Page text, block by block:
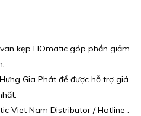
kẹp HOmatic góp phần giảm
Gia Phát để được hỗ trợ giá
Viet Nam Distributor / Hotline :